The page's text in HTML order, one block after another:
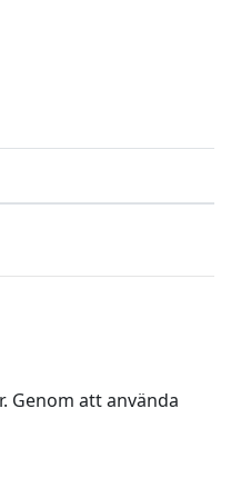
Genom att använda